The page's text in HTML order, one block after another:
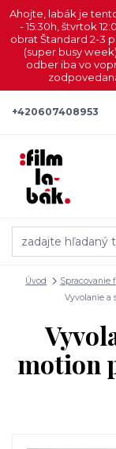
Ahojte, labák je
- 15:30h, štvrtok
obrat Štandard 2-3
(super busy
odber iba vo
+420607408953
Úvod Spracovanie
Vyvolanie a
motion